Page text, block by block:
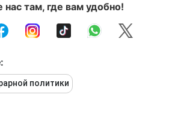
нас там, где вам удобно!
политики